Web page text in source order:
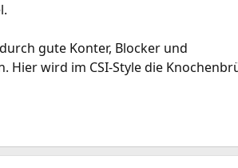
gute Konter, Blocker und
Hier wird im CSI-Style die